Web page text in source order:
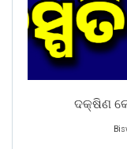
ଦକ୍ଷିଣ